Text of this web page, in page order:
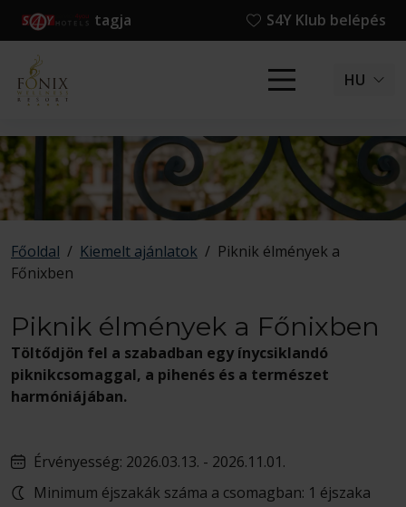
tagja S4Y Klub belépés
HU
Főoldal / Kiemelt ajánlatok / Piknik élmények a
Főnixben
Piknik élmények a Főnixben
Töltődjön fel a szabadban egy ínycsiklandó
piknikcsomaggal, a pihenés és a természet
harmóniájában.
Érvényesség: 2026.03.13. - 2026.11.01.
Minimum éjszakák száma a csomagban: 1 éjszaka